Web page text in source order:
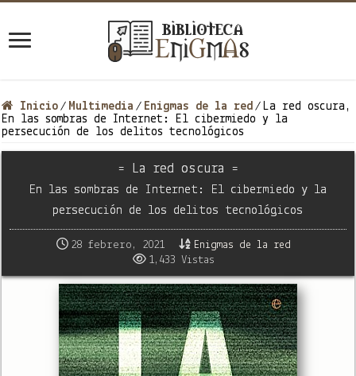
Inicio / Multimedia / Enigmas de la red / La red oscura,
En las sombras de Internet: El cibermiedo y la
persecución de los delitos tecnológicos
= La red oscura =
En las sombras de Internet: El cibermiedo y la
persecución de los delitos tecnológicos
28 febrero, 2021
Enigmas de la red
1,433 Vistas